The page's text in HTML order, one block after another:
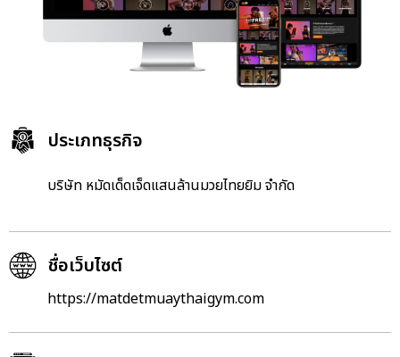
ประเภทธุรกิจ
บริษัท หมัดเด็ดเจ็ดแสนล้านมวยไทยยิม จำกัด
ชื่อเว็บไซต์
https://matdetmuaythaigym.com